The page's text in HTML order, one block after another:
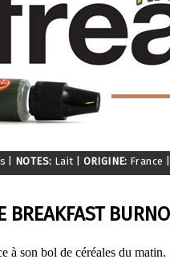
NOTES: Lait ORIGINE: France
BREAKFAST
à son bol de céréales du matin.